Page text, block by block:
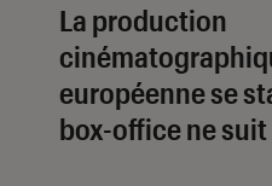
La production
européenne se
box-office ne suit